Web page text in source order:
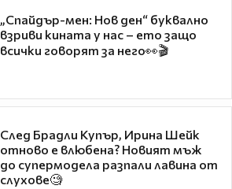
„Спайдър-мен: Нов ден“ буквално
взриви кината у нас – ето защо
всички говорят за него👀🎬
След Брадли Купър, Ирина Шейк
отново е влюбена? Новият мъж
до супермодела разпали лавина от
слухове🧐